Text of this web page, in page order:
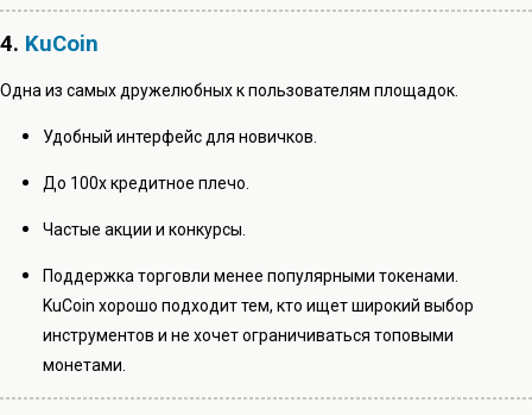
4. KuCoin
Одна из самых дружелюбных к пользователям площадок.
Удобный интерфейс для новичков.
До 100х кредитное плечо.
Частые акции и конкурсы.
Поддержка торговли менее популярными токенами.
KuCoin хорошо подходит тем, кто ищет широкий выбор
инструментов и не хочет ограничиваться топовыми
монетами.